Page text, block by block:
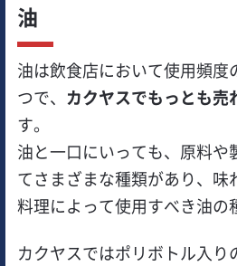
油
油は飲食店において使用頻度
つで、 カクヤスでもっとも売
す。
油と一口にいっても、原料や
てさまざまな種類があり、味
料理によって使用すべき油の
カクヤスではポリボトル入